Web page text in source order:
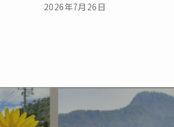
2026年7月26日